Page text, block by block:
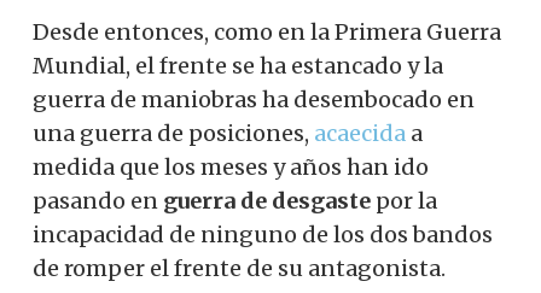
Desde entonces, como en la Primera Guerra
Mundial, el frente se ha estancado y la
guerra de maniobras ha desembocado en
una guerra de posiciones, acaecida a
medida que los meses y años han ido
pasando en guerra de desgaste por la
incapacidad de ninguno de los dos bandos
de romper el frente de su antagonista.